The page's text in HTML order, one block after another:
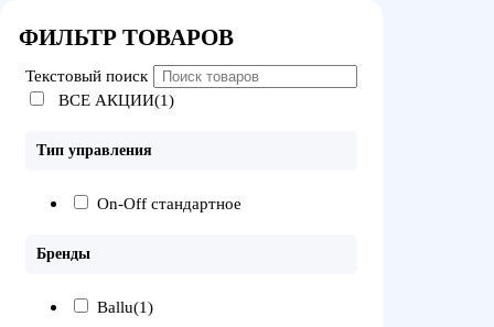
ФИЛЬТР ТОВАРОВ
Текстовый поиск
ВСЕ АКЦИИ(1)
Тип управления
On-Off стандартное
Бренды
Ballu(1)